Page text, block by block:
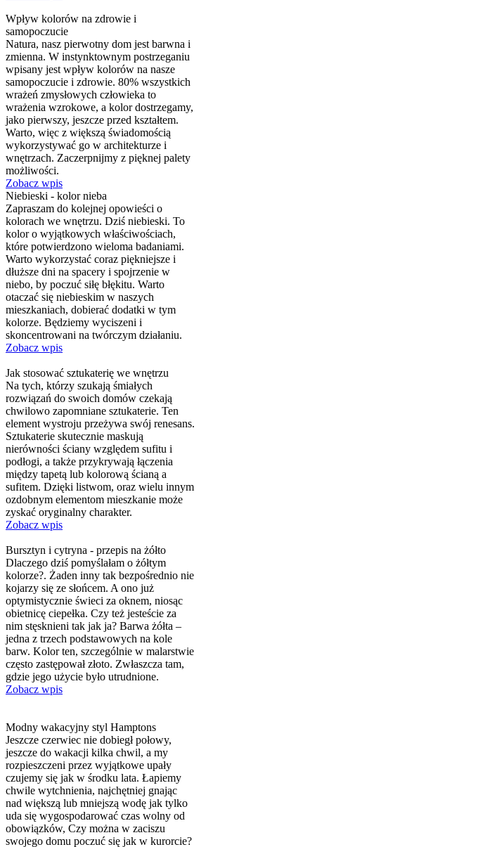
Wpływ kolorów na zdrowie i
samopoczucie
Natura, nasz pierwotny dom jest barwna i
zmienna. W instynktownym postrzeganiu
wpisany jest wpływ kolorów na nasze
samopoczucie i zdrowie. 80% wszystkich
wrażeń zmysłowych człowieka to
wrażenia wzrokowe, a kolor dostrzegamy,
jako pierwszy, jeszcze przed kształtem.
Warto, więc z większą świadomością
wykorzystywać go w architekturze i
wnętrzach. Zaczerpnijmy z pięknej palety
możliwości.
Zobacz wpis
Niebieski - kolor nieba
Zapraszam do kolejnej opowieści o
kolorach we wnętrzu. Dziś niebieski. To
kolor o wyjątkowych właściwościach,
które potwierdzono wieloma badaniami.
Warto wykorzystać coraz piękniejsze i
dłuższe dni na spacery i spojrzenie w
niebo, by poczuć siłę błękitu. Warto
otaczać się niebieskim w naszych
mieszkaniach, dobierać dodatki w tym
kolorze. Będziemy wyciszeni i
skoncentrowani na twórczym działaniu.
Zobacz wpis
Jak stosować sztukaterię we wnętrzu
Na tych, którzy szukają śmiałych
rozwiązań do swoich domów czekają
chwilowo zapomniane sztukaterie. Ten
element wystroju przeżywa swój renesans.
Sztukaterie skutecznie maskują
nierówności ściany względem sufitu i
podłogi, a także przykrywają łączenia
między tapetą lub kolorową ścianą a
sufitem. Dzięki listwom, oraz wielu innym
ozdobnym elementom mieszkanie może
zyskać oryginalny charakter.
Zobacz wpis
Bursztyn i cytryna - przepis na żółto
Dlaczego dziś pomyślałam o żółtym
kolorze?. Żaden inny tak bezpośrednio nie
kojarzy się ze słońcem. A ono już
optymistycznie świeci za oknem, niosąc
obietnicę ciepełka. Czy też jesteście za
nim stęsknieni tak jak ja? Barwa żółta –
jedna z trzech podstawowych na kole
barw. Kolor ten, szczególnie w malarstwie
często zastępował złoto. Zwłaszcza tam,
gdzie jego użycie było utrudnione.
Zobacz wpis
Modny wakacyjny styl Hamptons
Jeszcze czerwiec nie dobiegł połowy,
jeszcze do wakacji kilka chwil, a my
rozpieszczeni przez wyjątkowe upały
czujemy się jak w środku lata. Łapiemy
chwile wytchnienia, najchętniej gnając
nad większą lub mniejszą wodę jak tylko
uda się wygospodarować czas wolny od
obowiązków, Czy można w zaciszu
swojego domu poczuć się jak w kurorcie?